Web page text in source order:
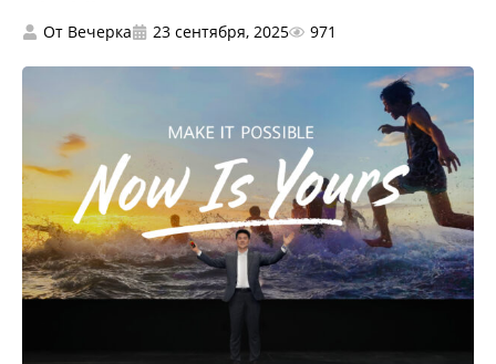
От Вечерка 23 сентября, 2025 971